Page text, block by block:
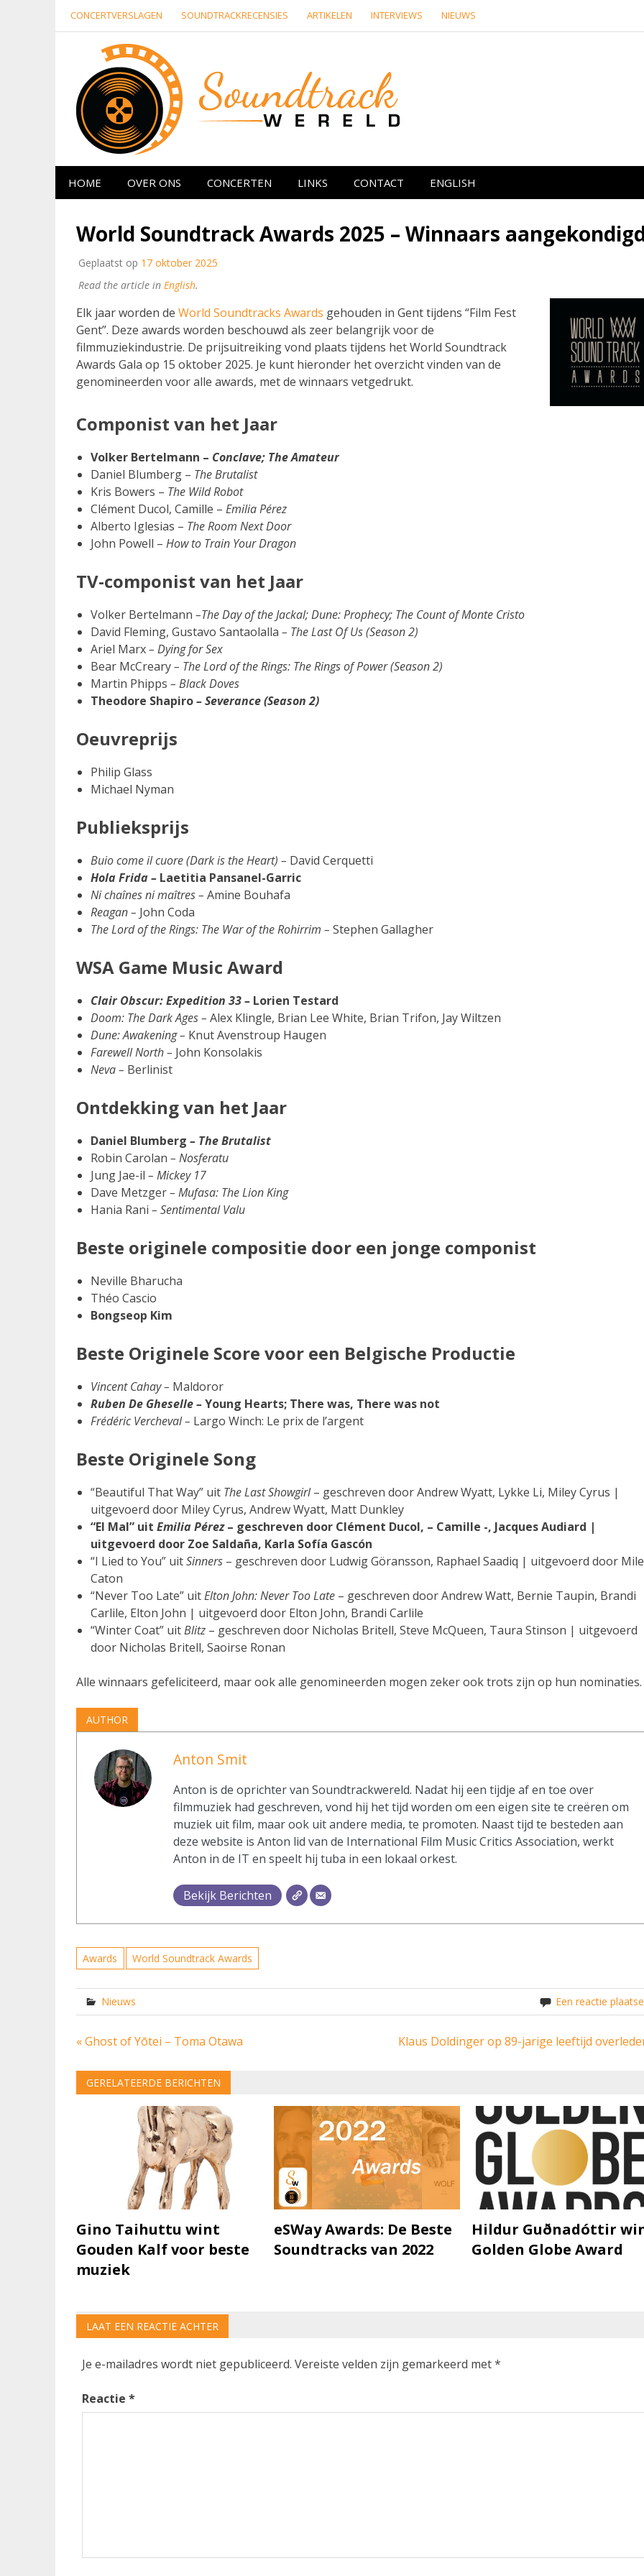
CONCERTVERSLAGEN SOUNDTRACKRECENSIES ARTIKELEN INTERVIEWS NIEUWS
Website over filmmuziek en muziek van andere media
HOME OVER ONS CONCERTEN LINKS CONTACT ENGLISH
World Soundtrack Awards 2025 – Winnaars
Geplaatst op 17 oktober 2025
Read the article in English.
Elk jaar worden de World Soundtracks Awards gehouden in Gent tijdens “Film Fest
Gent”. Deze awards worden beschouwd als zeer belangrijk voor de
filmmuziekindustrie. De prijsuitreiking vond plaats tijdens het World Soundtrack
Awards Gala op 15 oktober 2025. Je kunt hieronder het overzicht vinden van de
genomineerden voor alle awards, met de winnaars vetgedrukt.
Componist van het Jaar
Volker Bertelmann – Conclave; The Amateur
Daniel Blumberg – The Brutalist
Kris Bowers – The Wild Robot
Clément Ducol, Camille – Emilia Pérez
Alberto Iglesias – The Room Next Door
John Powell – How to Train Your Dragon
TV-componist van het Jaar
Volker Bertelmann –The Day of the Jackal; Dune: Prophecy; The Count of Monte Cristo
David Fleming, Gustavo Santaolalla – The Last Of Us (Season 2)
Ariel Marx– Dying for Sex
Bear McCreary– The Lord of the Rings: The Rings of Power (Season 2)
Martin Phipps – Black Doves
Theodore Shapiro– Severance (Season 2)
Oeuvreprijs
Philip Glass
Michael Nyman
Publieksprijs
Buio come il cuore (Dark is the Heart) – David Cerquetti
Hola Frida – Laetitia Pansanel-Garric
Ni chaînes ni maîtres – Amine Bouhafa
Reagan – John Coda
The Lord of the Rings: The War of the Rohirrim – Stephen Gallagher
WSA Game Music Award
Clair Obscur: Expedition 33 – Lorien Testard
Doom: The Dark Ages – Alex Klingle, Brian Lee White, Brian Trifon, Jay Wiltzen
Dune: Awakening – Knut Avenstroup Haugen
Farewell North – John Konsolakis
Neva – Berlinist
Ontdekking van het Jaar
Daniel Blumberg – The Brutalist
Robin Carolan – Nosferatu
Jung Jae-il – Mickey 17
Dave Metzger– Mufasa: The Lion King
Hania Rani – Sentimental Valu
Beste originele compositie door een jonge componist
Neville Bharucha
Théo Cascio
Bongseop Kim
Beste Originele Score voor een Belgische Productie
Vincent Cahay – Maldoror
Ruben De Gheselle –Young Hearts; There was, There was not
Frédéric Vercheval – Largo Winch: Le prix de l’argent
Beste Originele Song
“Beautiful That Way” uit The Last Showgirl– geschreven door Andrew Wyatt, Lykke Li, Miley Cyrus |
uitgevoerd door Miley Cyrus, Andrew Wyatt, Matt Dunkley
“El Mal” uit Emilia Pérez– geschreven door Clément Ducol, – Camille -, Jacques Audiard |
uitgevoerd door Zoe Saldaña, Karla Sofía Gascón
“I Lied to You” uitSinners– geschreven door Ludwig Göransson, Raphael Saadiq | uitgevoerd door
Caton
“Never Too Late” uitElton John: Never Too Late– geschreven door Andrew Watt, Bernie Taupin, Brandi
Carlile, Elton John | uitgevoerd door Elton John, Brandi Carlile
“Winter Coat” uitBlitz– geschreven door Nicholas Britell, Steve McQueen, Taura Stinson | uitgevoerd
door Nicholas Britell, Saoirse Ronan
Alle winnaars gefeliciteerd, maar ook alle genomineerden mogen zeker ook trots zijn op hun nominaties.
AUTHOR
Anton Smit
Anton is de oprichter van Soundtrackwereld. Nadat hij een tijdje af en toe over
filmmuziek had geschreven, vond hij het tijd worden om een eigen site te creëren om
muziek uit film, maar ook uit andere media, te promoten. Naast tijd te besteden aan
deze website is Anton lid van de International Film Music Critics Association, werkt
Anton in de IT en speelt hij tuba in een lokaal orkest.
Bekijk Berichten
Awards World Soundtrack Awards
Nieuws Een reactie
Bericht
navigatie
« Ghost of Yōtei – Toma Otawa Klaus Doldinger op 89-jarige leeftijd
GERELATEERDE BERICHTEN
Gino Taihuttu wint
Gouden Kalf voor beste
muziek
eSWay Awards: De Beste
Soundtracks van 2022
Hildur Guðnadóttir
Golden Globe Award
LAAT EEN REACTIE ACHTER
Je e-mailadres wordt niet gepubliceerd. Vereiste velden zijn gemarkeerd met*
Reactie *